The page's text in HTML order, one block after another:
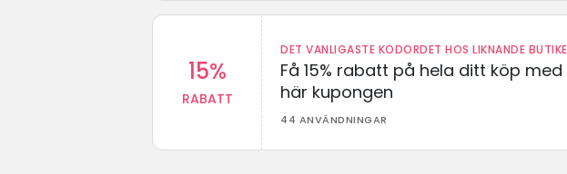
15%
RABATT
DET VANLIGASTE KODORDET HOS LIKNANDE
Få 15% rabatt på hela ditt köp med
här kupongen
44 ANVÄNDNINGAR